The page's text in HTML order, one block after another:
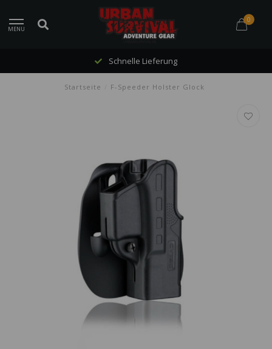
MENU
0
Schnelle Lieferung
Startseite F-Speeder Holster Glock